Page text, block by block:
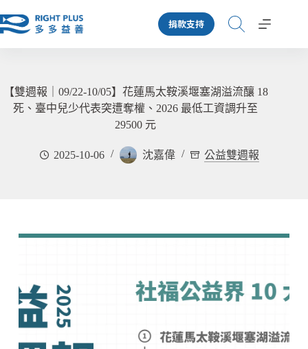
至
捐款支持
【雙週報｜09/22-10/05】花蓮馬太鞍溪堰塞湖溢流釀 18
死、臺中兒少代表突遭奪權、2026 最低工資調升至
29500 元
2025-10-06 沈嘉偉 公益雙週報